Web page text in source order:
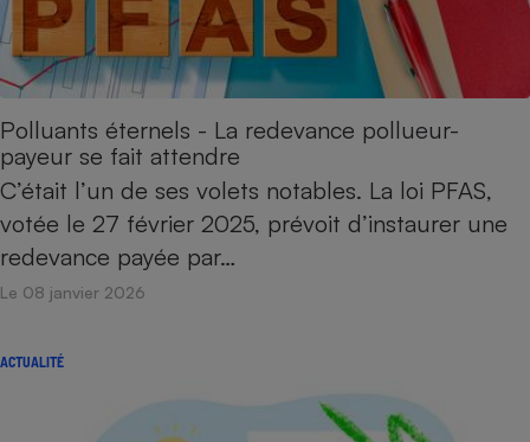
Polluants éternels - La redevance pollueur-
payeur se fait attendre
C’était l’un de ses volets notables. La loi PFAS,
votée le 27 février 2025, prévoit d’instaurer une
redevance payée par…
Le 08 janvier 2026
ACTUALITÉ